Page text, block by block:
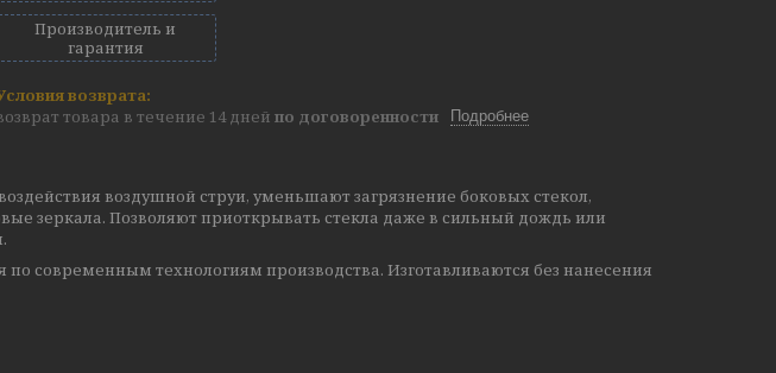
Производитель и
гарантия
товара в течение 14 дней по договоренности Подробнее
воздушной струи, уменьшают загрязнение боковых стекол,
зеркала. Позволяют приоткрывать стекла даже в сильный дождь или
по современным технологиям производства. Изготавливаются без нанесения